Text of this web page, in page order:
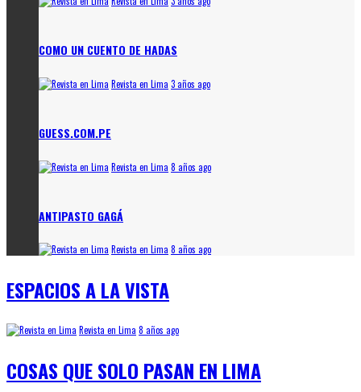
COMO UN CUENTO DE HADAS
Revista en Lima 3 años ago
GUESS.COM.PE
Revista en Lima 8 años ago
ANTIPASTO GAGÁ
Revista en Lima 8 años ago
ESPACIOS A LA VISTA
Revista en Lima 8 años ago
COSAS QUE SOLO PASAN EN LIMA